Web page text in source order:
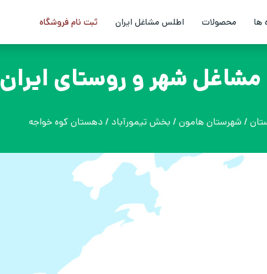
ها محصولات اطلس مشاغل ایران ثبت نام فروشگاه
شهر و روستای ایران
/ شهرستان هامون / بخش تیمورآباد / دهستان کوه خواجه